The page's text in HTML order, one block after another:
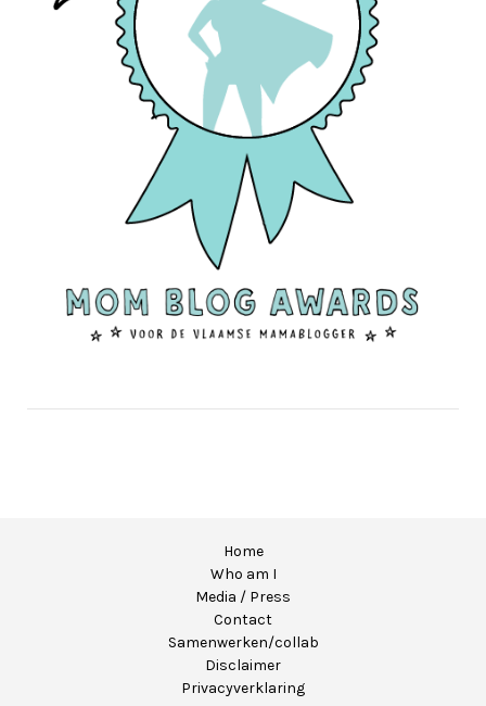
Home
Who am I
Media / Press
Contact
Samenwerken/collab
Disclaimer
Privacyverklaring